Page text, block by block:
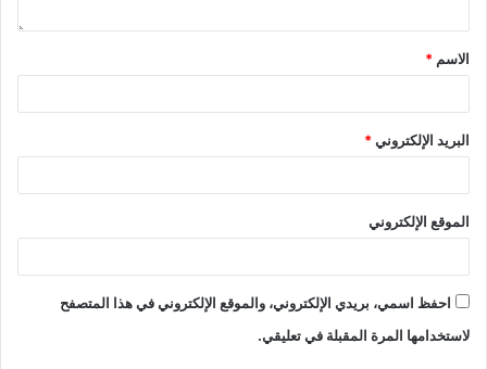
الاسم *
البريد الإلكتروني*
الموقع الإلكتروني
احفظ اسمي، بريدي الإلكتروني، والموقع الإلكتروني في هذا المتصفح
لاستخدامها المرة المقبلة في تعليقي.